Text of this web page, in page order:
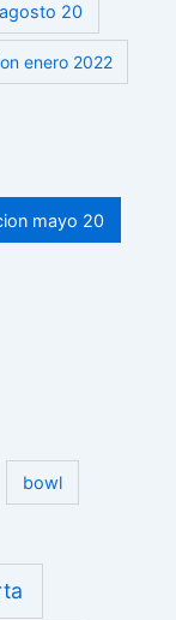
20
enero 2022
mayo 20
bowl